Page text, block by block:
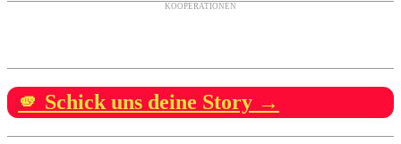
KOOPERATIONEN
🫵 Schick uns deine Story →